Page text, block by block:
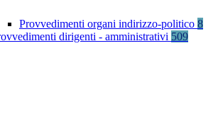
Provvedimenti organi indirizzo-politico 8
dirigenti - amministrativi 509